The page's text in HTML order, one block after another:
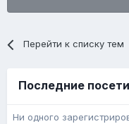
Перейти к списку тем
Последние
Ни одного